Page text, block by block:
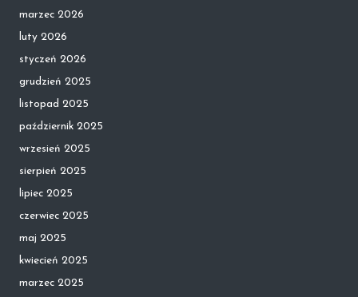
marzec 2026
luty 2026
styczeń 2026
grudzień 2025
listopad 2025
październik 2025
wrzesień 2025
sierpień 2025
lipiec 2025
czerwiec 2025
maj 2025
kwiecień 2025
marzec 2025